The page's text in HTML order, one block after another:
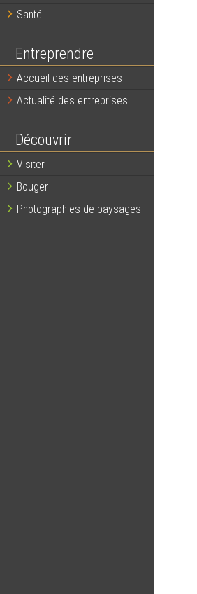
Santé
Entreprendre
Accueil des entreprises
Actualité des entreprises
Découvrir
Visiter
Bouger
Photographies de paysages